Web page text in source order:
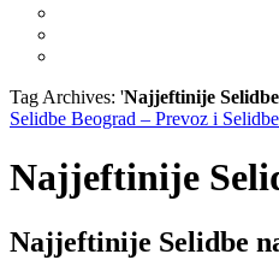
Tag Archives: 'Najjeftinije
Selidbe Beograd – Prevoz i
Najjeftinije
Najjeftinije Selidbe